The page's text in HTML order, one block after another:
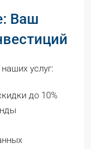
Ваш
услуг:
до 10%